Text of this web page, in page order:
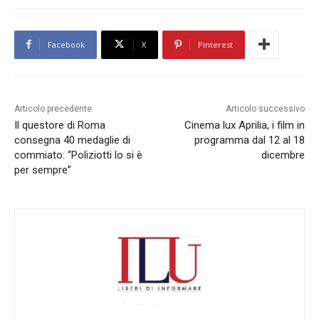
Facebook X Pinterest
Articolo precedente
Il questore di Roma
consegna 40 medaglie di
commiato: “Poliziotti lo si è
per sempre”
Articolo successivo
Cinema lux Aprilia, i film in
programma dal 12 al 18
dicembre